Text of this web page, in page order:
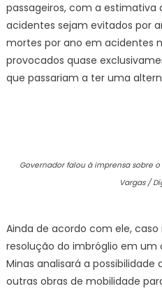
passageiros, com a estimativa
acidentes sejam evitados por
mortes por ano em acidentes
provocados quase
que passariam a ter uma
Governador falou à imprensa sobre
Vargas /
Ainda de acordo com ele,
resolução do imbróglio em um
Minas analisará a
outras obras de mobilidade